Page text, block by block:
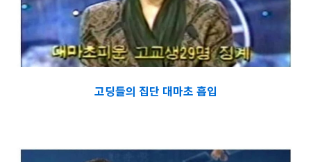
고딩들의 집단 대마초 흡입